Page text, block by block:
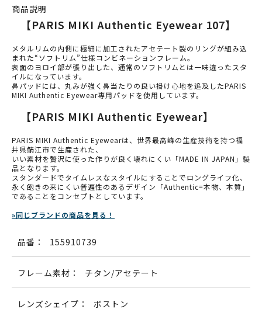
商品説明
【PARIS MIKI Authentic Eyewear 107】
メタルリムの内側に極細に加工されたアセテート製のリングが組み込
まれた“ソフトリム”仕様コンビネーションフレーム。
表面のヨロイ部が張り出した、通常のソフトリムとは一味違ったスタ
イルになっています。
鼻パッドには、丸みが強く鼻当たりの良い掛け心地を追及したPARIS
MIKI Authentic Eyewear専用パッドを使用しています。
【PARIS MIKI Authentic Eyewear】
PARIS MIKI Authentic Eyewearは、世界最高峰の生産技術を持つ福
井県鯖江市で生産された、
いい素材を贅沢に使った作りが良く壊れにくい「MADE IN JAPAN」製
品となります。
スタンダードでタイムレスなスタイルにすることでロングライフ化、
永く飽きの来にくい普遍性のあるデザイン「Authentic=本物、本質」
であることをコンセプトとしています。
»同じブランドの商品を見る！
品番： 155910739
フレーム素材： チタン/アセテート
レンズシェイプ： ボストン